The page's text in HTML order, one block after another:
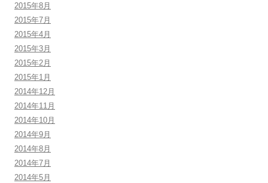
2015年8月
2015年7月
2015年4月
2015年3月
2015年2月
2015年1月
2014年12月
2014年11月
2014年10月
2014年9月
2014年8月
2014年7月
2014年5月